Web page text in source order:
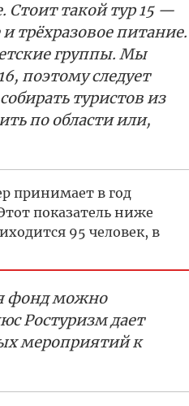
Стоит такой тур 15 —
трёхразовое питание.
группы. Мы
поэтому следует
туристов из
по области или,
принимает в год
показатель ниже
95 человек, в
фонд можно
Ростуризм дает
мероприятий к